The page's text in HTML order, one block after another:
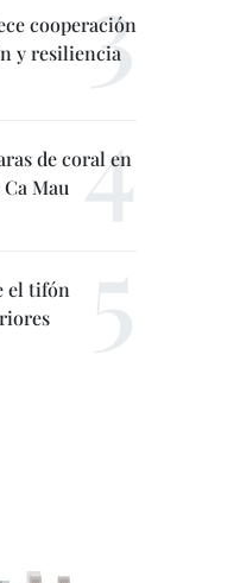
cooperación
y resiliencia
de coral en
Mau
el tifón